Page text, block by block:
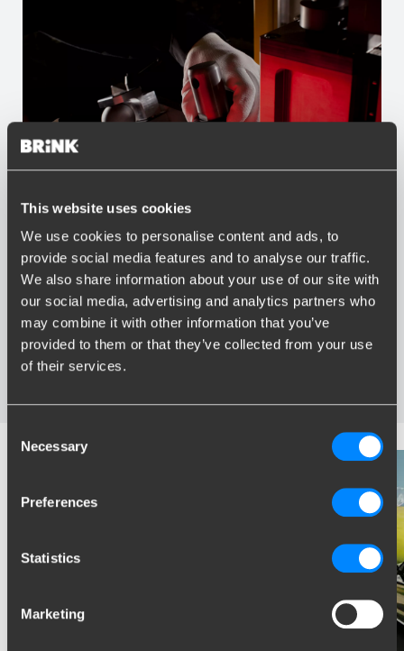
This website uses cookies
We use cookies to personalise content and ads, to
provide social media features and to analyse our traffic.
We also share information about your use of our site with
our social media, advertising and analytics partners who
may combine it with other information that you’ve
provided to them or that they’ve collected from your use
of their services.
Selection
Necessary
Preferences
Statistics
Marketing
Voordelen van Brink
Grootste assortiment trekhaken van Nederland
Trekhaak speciaal afgestemd op uw automerk en model
Veilige, gecertificeerde trekhaken
Montage bij u in de buurt
Diverse trekhaakopties; vaste, wegneembare en